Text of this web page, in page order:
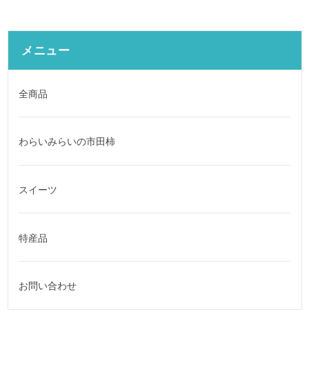
メニュー
全商品
わらいみらいの市田柿
スイーツ
特産品
お問い合わせ